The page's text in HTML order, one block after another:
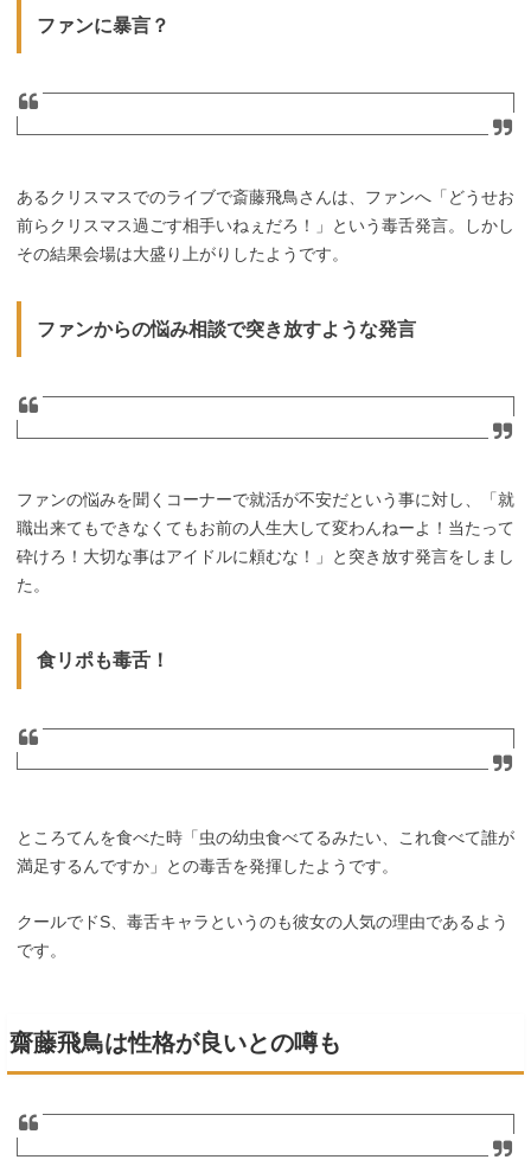
ファンに暴言？
あるクリスマスでのライブで斎藤飛鳥さんは、ファンへ「どうせお
前らクリスマス過ごす相手いねぇだろ！」という毒舌発言。しかし
その結果会場は大盛り上がりしたようです。
ファンからの悩み相談で突き放すような発言
ファンの悩みを聞くコーナーで就活が不安だという事に対し、「就
職出来てもできなくてもお前の人生大して変わんねーよ！当たって
砕けろ！大切な事はアイドルに頼むな！」と突き放す発言をしまし
た。
食リポも毒舌！
ところてんを食べた時「虫の幼虫食べてるみたい、これ食べて誰が
満足するんですか」との毒舌を発揮したようです。
クールでドS、毒舌キャラというのも彼女の人気の理由であるよう
です。
齋藤飛鳥は性格が良いとの噂も